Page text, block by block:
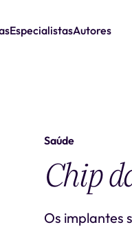
EspecialistasAutores
Saúde
Chip
Os implantes